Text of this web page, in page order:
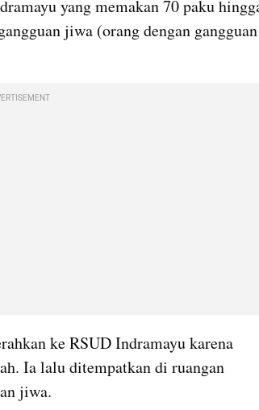
yang memakan 70 paku
jiwa (orang dengan gangguan
ke RSUD Indramayu karena
Ia lalu ditempatkan di ruangan
jiwa.